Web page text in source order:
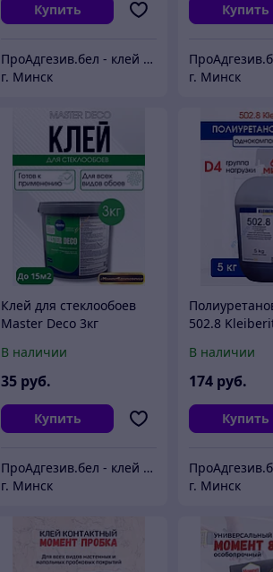
Купить
ПроАдгезив.бел - клей c доставкой по Беларуси
г. Минск
Купить
г. Минск
Клей для стеклообоев
Master Deco 3кг
В наличии
35 руб.
Купить
ПроАдгезив.бел - клей c доставкой по Беларуси
г. Минск
502.8
В наличии
174 руб.
Купить
г. Минск